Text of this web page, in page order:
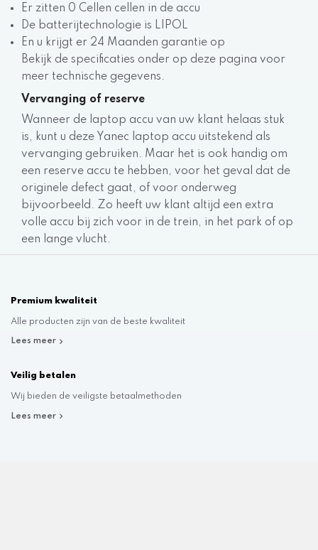
Er zitten 0 Cellen cellen in de accu
De batterijtechnologie is LIPOL
En u krijgt er 24 Maanden garantie op
Bekijk de specificaties onder op deze pagina voor
meer technische gegevens.
Vervanging of reserve
Wanneer de laptop accu van uw klant helaas stuk
is, kunt u deze Yanec laptop accu uitstekend als
vervanging gebruiken. Maar het is ook handig om
een reserve accu te hebben, voor het geval dat de
originele defect gaat, of voor onderweg
bijvoorbeeld. Zo heeft uw klant altijd een extra
volle accu bij zich voor in de trein, in het park of op
een lange vlucht.
Premium kwaliteit
Alle producten zijn van de beste kwaliteit
Lees meer
Veilig betalen
Wij bieden de veiligste betaalmethoden
Lees meer